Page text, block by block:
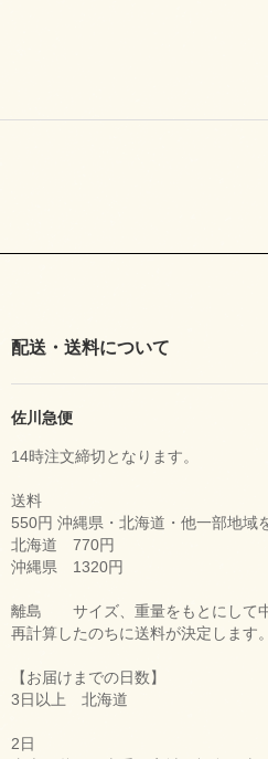
配送・送料について
佐川急便
14時注文締切となります。
送料
550円 沖縄県・北海道・他一部地域
北海道 770円
沖縄県 1320円
離島 サイズ、重量をもとにして中
再計算したのちに送料が決定します。
【お届けまでの日数】
3日以上 北海道
2日